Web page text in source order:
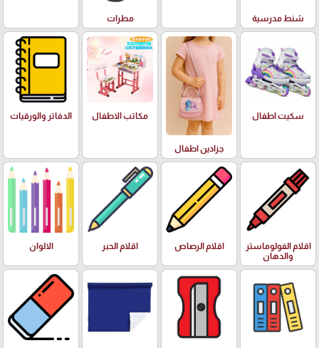
شنط مدرسية مطرات
سكيت اطفال
جزادين اطفال
مكاتب الاطفال الدفاتر والورقيات
اقلام الفولوماستر
والدهان
اقلام الرصاص اقلام الحبر الالوان